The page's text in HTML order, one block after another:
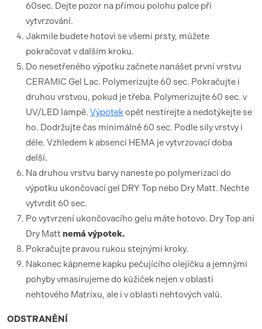
60sec. Dejte pozor na přímou polohu palce při
vytvrzování.
Jakmile budete hotovi se všemi prsty, můžete
pokračovat v dalším kroku.
Do nesetřeného výpotku začnete nanášet první vrstvu
CERAMIC Gel Lac. Polymerizujte 60 sec. Pokračujte i
druhou vrstvou, pokud je třeba. Polymerizujte 60 sec. v
UV/LED lampě. Výpotekopět nestírejte a nedotýkejte se
ho. Dodržujte čas minimálně 60 sec. Podle síly vrstvy i
déle. Vzhledem k absenci HEMA je vytvrzovací doba
delší.
Na druhou vrstvu barvy naneste po polymerizaci do
výpotku ukončovací gel DRY Top nebo Dry Matt. Nechte
vytvrdit 60 sec.
Po vytvrzení ukončovacího gelu máte hotovo. Dry Top ani
Dry Mattnemá výpotek.
Pokračujte pravou rukou stejnými kroky.
Nakonec kápneme kapku pečujícího olejíčku a jemnými
pohyby vmasírujeme do kůžiček nejen v oblasti
nehtového Matrixu, ale i v oblasti nehtových valů.
ODSTRANĚNÍ